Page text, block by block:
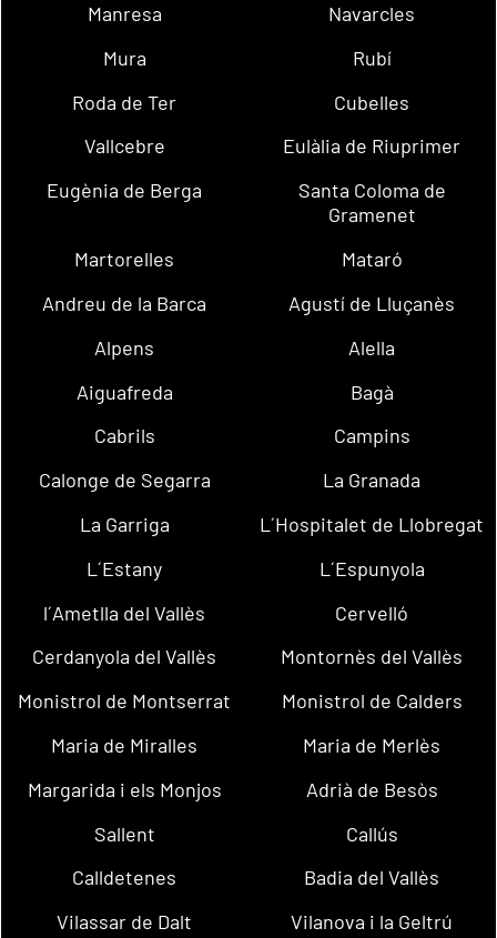
Manresa
Navarcles
Mura
Rubí
Roda de Ter
Cubelles
Vallcebre
Eulàlia de Riuprimer
Eugènia de Berga
Santa Coloma de
Gramenet
Martorelles
Mataró
Andreu de la Barca
Agustí de Lluçanès
Alpens
Alella
Aiguafreda
Bagà
Cabrils
Campins
Calonge de Segarra
La Granada
La Garriga
L´Hospitalet de Llobregat
L´Estany
L´Espunyola
l´Ametlla del Vallès
Cervelló
Cerdanyola del Vallès
Montornès del Vallès
Monistrol de Montserrat
Monistrol de Calders
Maria de Miralles
Maria de Merlès
Margarida i els Monjos
Adrià de Besòs
Sallent
Callús
Calldetenes
Badia del Vallès
Vilassar de Dalt
Vilanova i la Geltrú